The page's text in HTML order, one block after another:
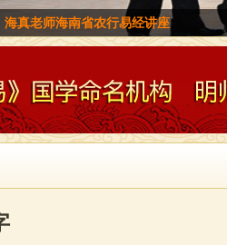
海真老师为海南旅游企业做易经文化培训